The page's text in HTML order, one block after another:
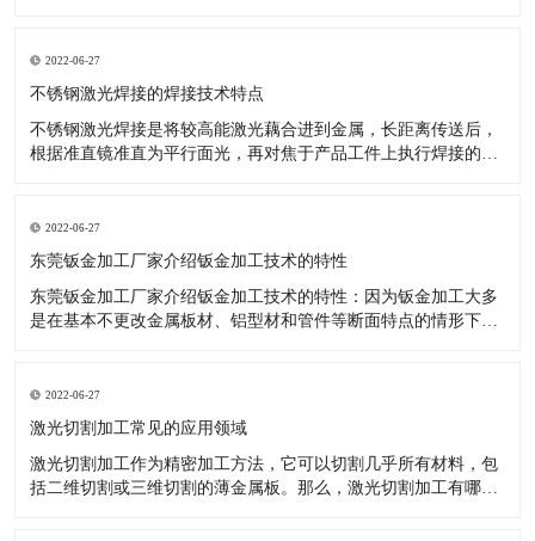
许多厂商的青睐。降低了投入耗费、操作更轻轻松松。 大家知
道，因为工业品十分
2022-06-27
不锈钢激光焊接的焊接技术特点
不锈钢激光焊接是将较高能激光藕合进到金属，长距离传送后，
根据准直镜准直为平行面光，再对焦于产品工件上执行焊接的一
间和动能上的分光，能开展多光束与此同时加工，为更高精度的
焊接给予了标准。
2022-06-27
东莞钣金加工厂家介绍钣金加工技术的特性
东莞钣金加工厂家介绍钣金加工技术的特性：因为钣金加工大多
是在基本不更改金属板材、铝型材和管件等断面特点的情形下，
以做成各种不一样样子、规格及特性的商品，且制造的钢结构商
品有着较高的強度和刚
2022-06-27
激光切割加工常见的应用领域
激光切割加工作为精密加工方法，它可以切割几乎所有材料，包
括二维切割或三维切割的薄金属板。那么，激光切割加工有哪些